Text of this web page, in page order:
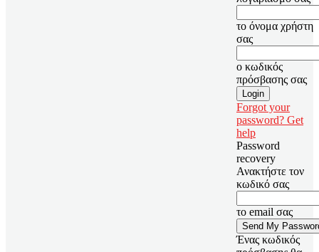
το όνομα χρήστη
σας
ο κωδικός
πρόσβασης σας
Forgot your
password? Get
help
Password
recovery
Ανακτήστε τον
κωδικό σας
το email σας
Ένας κωδικός